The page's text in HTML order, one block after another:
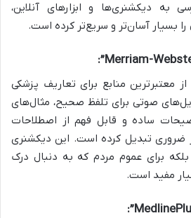
به دیکشنری‌ها و ابزارهای آنلاین،
بسیار آسان‌تر و سریع‌تر کرده است.
معتبرترین منابع برای تعاریف پزشکی
صوتی برای تلفظ صحیح، مثال‌های
ساده و قابل فهم از اصطلاحات
ضروری تبدیل کرده است. این دیکشنری
بلکه برای عموم مردم که به دنبال درک
مفید است.